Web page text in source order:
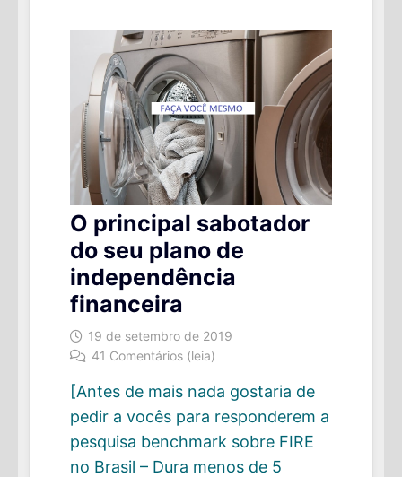
O principal sabotador
do seu plano de
independência
financeira
19 de setembro de 2019
41 Comentários (leia)
[Antes de mais nada gostaria de
pedir a vocês para responderem a
pesquisa benchmark sobre FIRE
no Brasil – Dura menos de 5